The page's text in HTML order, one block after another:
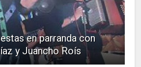
en parranda con
y Juancho Roís